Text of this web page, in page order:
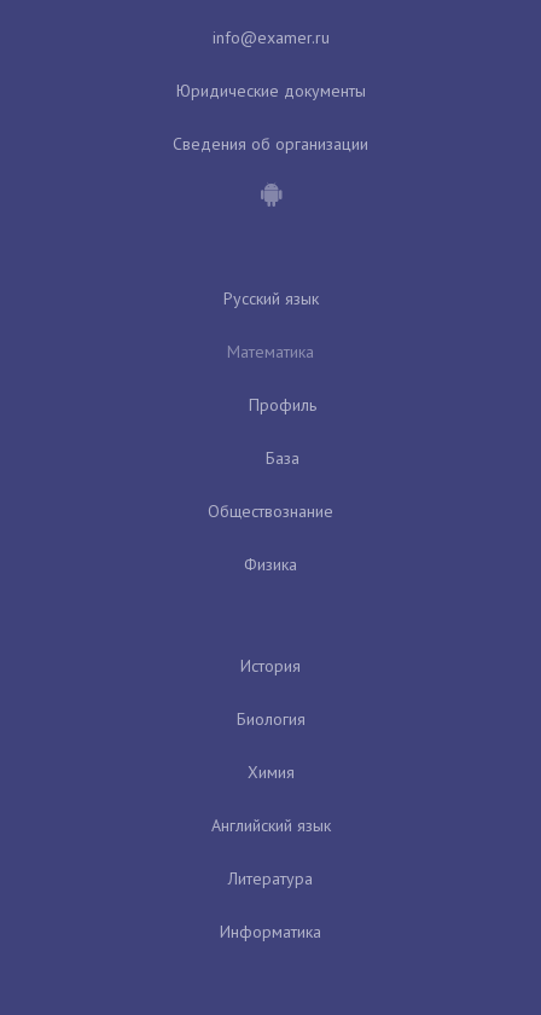
Юридические документы
Сведения об организации
Русский язык
Математика
Профиль
База
Обществознание
Физика
История
Биология
Химия
Английский язык
Литература
Информатика